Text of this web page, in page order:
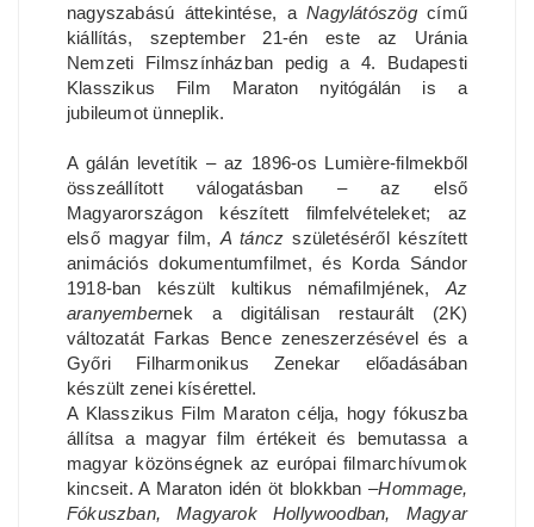
nagyszabású áttekintése, aNagylátószögcímű
kiállítás, szeptember 21-én este az Uránia
Nemzeti Filmszínházban pedig a 4. Budapesti
Klasszikus Film Maraton nyitógálán is a
jubileumot ünneplik.
A gálán levetítik – az 1896-os Lumière-filmekből
összeállított válogatásban –az első
Magyarországon készített filmfelvételeket; az
első magyar film, A táncz születéséről készített
animációs dokumentumfilmet, és Korda Sándor
1918-ban készült kultikus némafilmjének, Az
aranyembernek a digitálisan restaurált (2K)
változatát Farkas Bence zeneszerzésével és a
Győri Filharmonikus Zenekar előadásában
készült zenei kísérettel.
A Klasszikus Film Maraton célja, hogy fókuszba
állítsa a magyar film értékeit és bemutassa a
magyar közönségnek az európai filmarchívumok
kincseit. A Maraton idén öt blokkban –Hommage,
Fókuszban, Magyarok Hollywoodban, Magyar